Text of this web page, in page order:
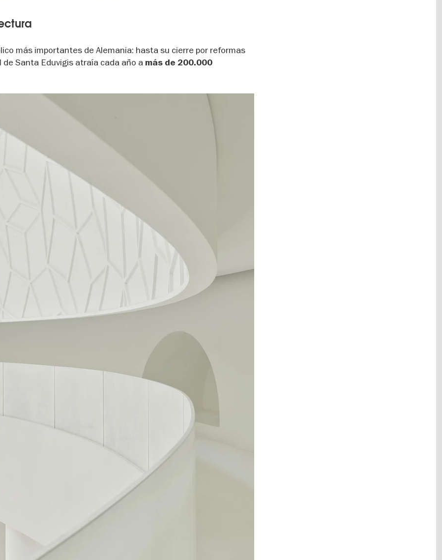
más importantes de Alemania: hasta su cierre por reformas
Santa Eduvigis atraía cada año a más de 200.000